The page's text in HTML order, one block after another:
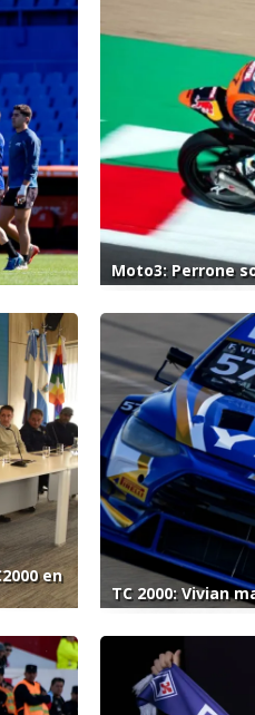
Moto3: Perrone
en
TC 2000: Vivian